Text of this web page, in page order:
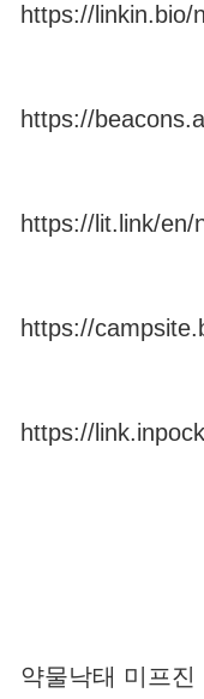
https://linkin.bio/
https://
https://lit.link/en/
https://
https://
약물낙태 미프진